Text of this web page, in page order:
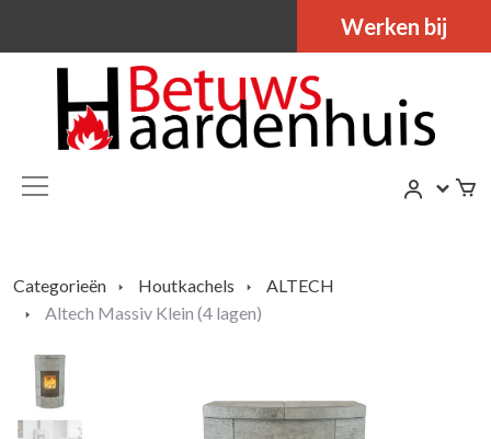
Werken bij
Categorieën Houtkachels
ALTECH
Altech Massiv Klein (4 lagen)